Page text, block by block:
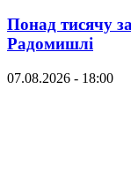
Понад тисячу
Радомишлі
07.08.2026 - 18:00